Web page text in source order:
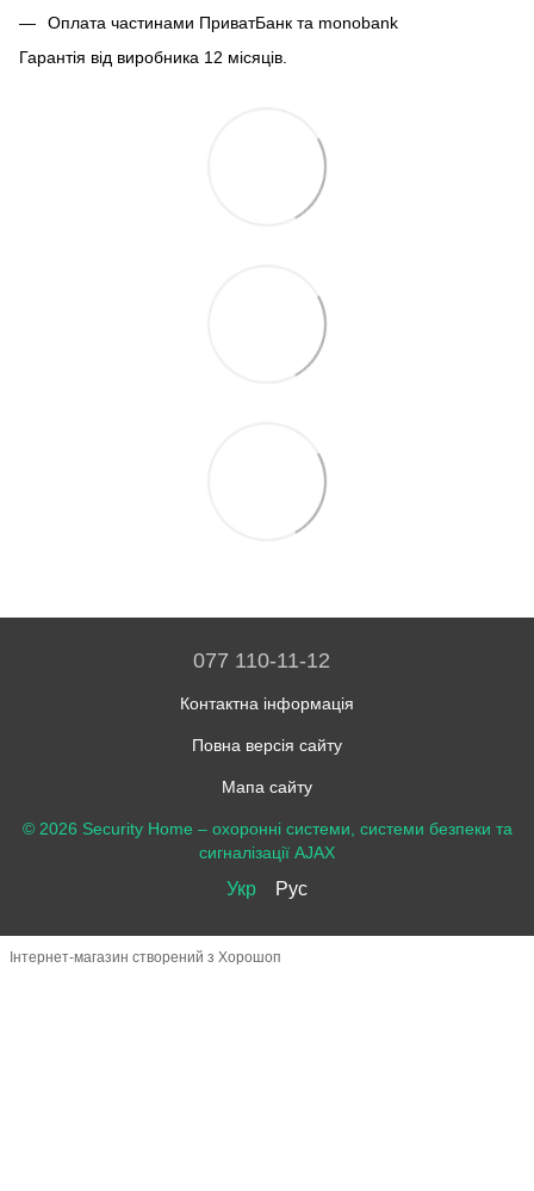
Оплата частинами ПриватБанк та monobank
Гарантія від виробника 12 місяців.
077 110-11-12
Контактна інформація
Повна версія сайту
Мапа сайту
© 2026 Security Home – охоронні системи, системи безпеки та
сигналізації AJAX
Укр Рус
Інтернет-магазин створений з Хорошоп